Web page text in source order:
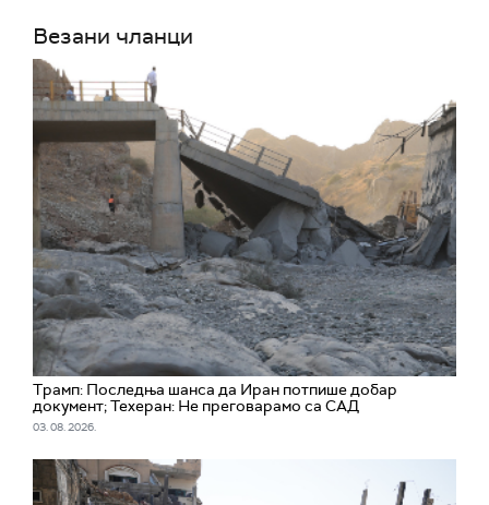
Везани чланци
Трамп: Последња шанса да Иран потпише добар
документ; Техеран: Не преговарамо са САД
03. 08. 2026.